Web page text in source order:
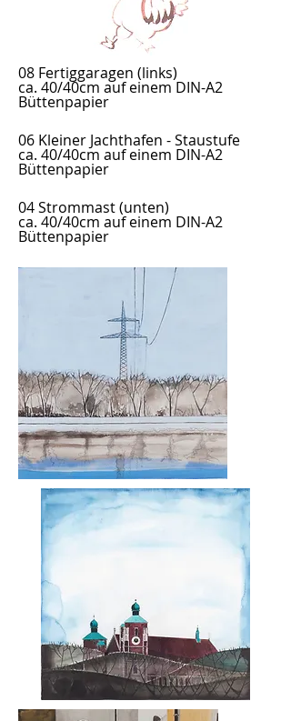
08 Fertiggaragen (links)
ca. 40/40cm auf einem DIN-A2
Büttenpapier
06 Kleiner Jachthafen - Staustufe
ca. 40/40cm auf einem DIN-A2
Büttenpapier
04 Strommast (unten)
ca. 40/40cm auf einem DIN-A2
Büttenpapier